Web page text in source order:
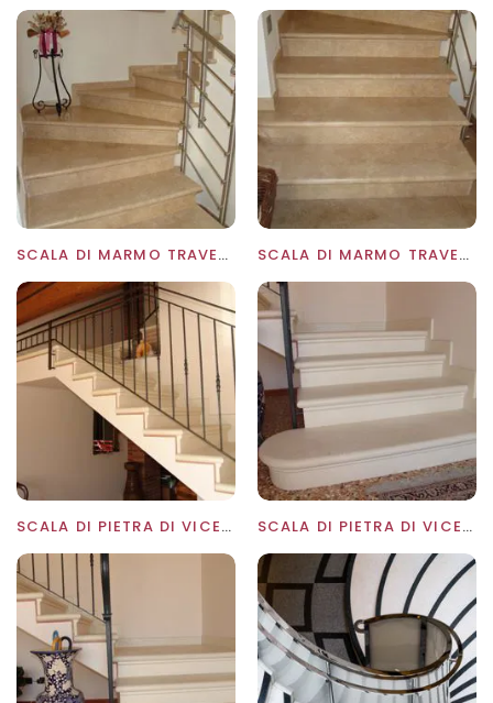
SCALA DI MARMO TRAVERTINO LEVIGATO OPACO SCALA DI MARMO TRAVERTINO LEVIGATO OPACO
SCALA DI PIETRA DI VICENZA BIANCO AVORIO SCALA DI PIETRA DI VICENZA BIANCO AVORIO